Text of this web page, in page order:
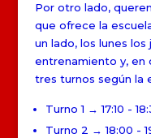
Por otro lado,
que ofrece la
un lado, los lunes
entrenamiento y, en
tres turnos según la
Turno 1 → 17:10 -
Turno 2 → 18:00 -